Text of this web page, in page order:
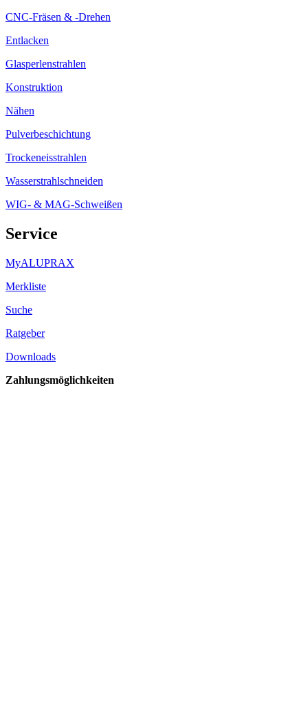
CNC-Fräsen & -Drehen
Entlacken
Glasperlenstrahlen
Konstruktion
Nähen
Pulverbeschichtung
Trockeneisstrahlen
Wasserstrahlschneiden
WIG- & MAG-Schweißen
Service
MyALUPRAX
Merkliste
Suche
Ratgeber
Downloads
Zahlungsmöglichkeiten